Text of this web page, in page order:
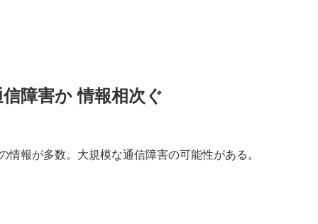
障害か 情報相次ぐ
情報が多数。大規模な通信障害の可能性がある。